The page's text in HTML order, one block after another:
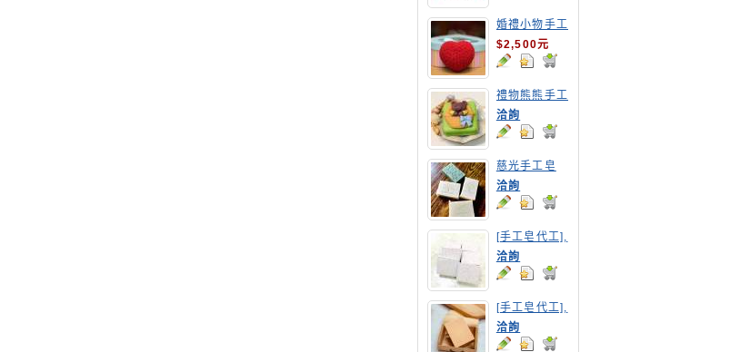
婚禮小物手工
皂教學
$2,500元
禮物熊熊手工
皂
洽詢
慈光手工皂
洽詢
[手工皂代工],
紅豆手工皂
洽詢
[手工皂代工],
胡蘿蔔手工皂
洽詢